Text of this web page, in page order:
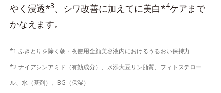
やく浸透*3、シワ改善に加えてに美白*4ケアまで
かなえます。
*1 ふきとりを除く朝・夜使用全顔美容液内におけるうるおい保持力
*2 ナイアシンアミド（有効成分）、水添大豆リン脂質、フィトステロー
ル、水（基剤）、BG（保湿）